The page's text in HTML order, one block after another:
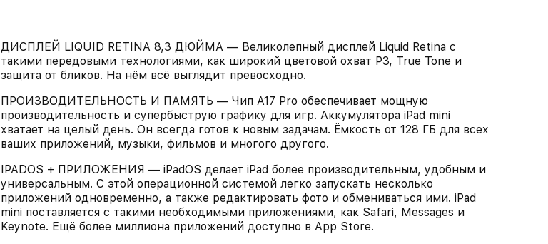
ДИСПЛЕЙ LIQUID RETINA 8,3 ДЮЙМА — Великолепный дисплей Liquid Retina с
такими передовыми технологиями, как широкий цветовой охват P3, True Tone и
защита от бликов. На нём всё выглядит превосходно.
ПРОИЗВОДИТЕЛЬНОСТЬ И ПАМЯТЬ — Чип A17 Pro обеспечивает мощную
производительность и супербыструю графику для игр. Аккумулятора iPad mini
хватает на целый день. Он всегда готов к новым задачам. Ёмкость от 128 ГБ для всех
ваших приложений, музыки, фильмов и многого другого.
IPADOS + ПРИЛОЖЕНИЯ — iPadOS делает iPad более производительным, удобным и
универсальным. С этой операционной системой легко запускать несколько
приложений одновременно, а также редактировать фото и обмениваться ими. iPad
mini поставляется с такими необходимыми приложениями, как Safari, Messages и
Keynote. Ещё более миллиона приложений доступно в App Store.